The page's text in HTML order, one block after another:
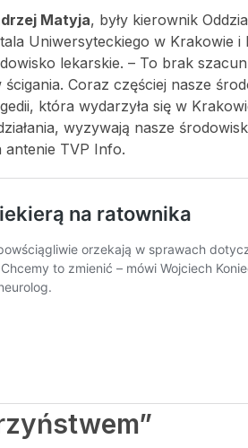
Matyja, były kierownik
Uniwersyteckiego w Krakowie i
lekarskie. – To brak
Coraz częściej nasze
która wydarzyła się w
wyzywają nasze
antenie TVP Info.